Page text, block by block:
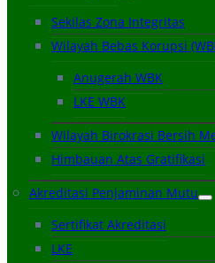
Sekilas Zona Integritas
Wilayah Bebas Korupsi
Anugerah WBK
LKE WBK
Wilayah Birokrasi Bersih
Himbauan Atas Gratifikasi
Akreditasi Penjaminan Mutu
Sertifikat Akreditasi
LKE